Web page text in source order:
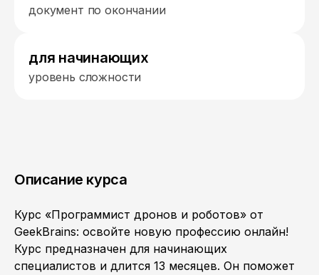
документ по окончании
для начинающих
уровень сложности
Описание курса
Курс «Программист дронов и роботов» от
GeekBrains: освойте новую профессию онлайн!
Курс предназначен для начинающих
специалистов и длится 13 месяцев. Он поможет